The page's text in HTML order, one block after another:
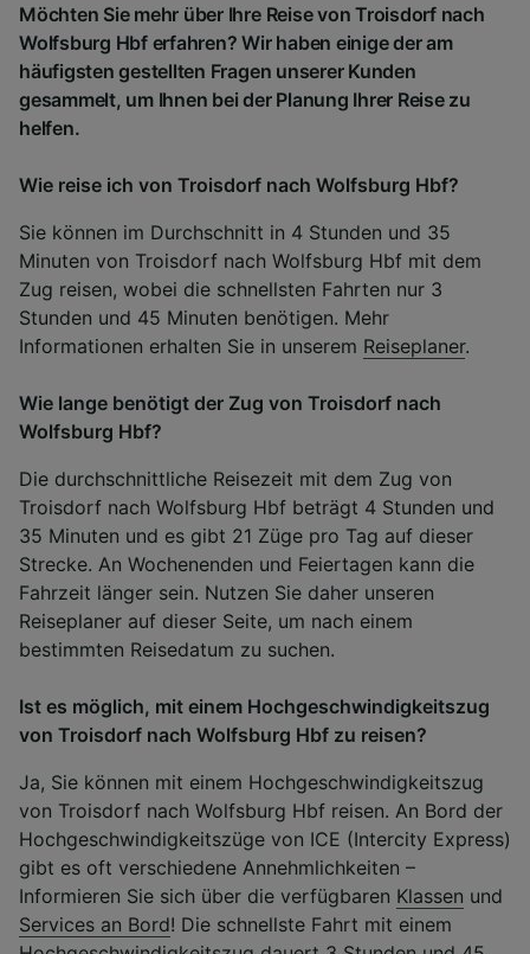
Möchten Sie mehr über Ihre Reise von Troisdorf nach
Wolfsburg Hbf erfahren? Wir haben einige der am
häufigsten gestellten Fragen unserer Kunden
gesammelt, um Ihnen bei der Planung Ihrer Reise zu
helfen.
Wie reise ich von Troisdorf nach Wolfsburg Hbf?
Sie können im Durchschnitt in 4 Stunden und 35
Minuten von Troisdorf nach Wolfsburg Hbf mit dem
Zug reisen, wobei die schnellsten Fahrten nur 3
Stunden und 45 Minuten benötigen. Mehr
Informationen erhalten Sie in unserem Reiseplaner.
Wie lange benötigt der Zug von Troisdorf nach
Wolfsburg Hbf?
Die durchschnittliche Reisezeit mit dem Zug von
Troisdorf nach Wolfsburg Hbf beträgt 4 Stunden und
35 Minuten und es gibt 21 Züge pro Tag auf dieser
Strecke. An Wochenenden und Feiertagen kann die
Fahrzeit länger sein. Nutzen Sie daher unseren
Reiseplaner auf dieser Seite, um nach einem
bestimmten Reisedatum zu suchen.
Ist es möglich, mit einem Hochgeschwindigkeitszug
von Troisdorf nach Wolfsburg Hbf zu reisen?
Ja, Sie können mit einem Hochgeschwindigkeitszug
von Troisdorf nach Wolfsburg Hbf reisen. An Bord der
Hochgeschwindigkeitszüge von ICE (Intercity Express)
gibt es oft verschiedene Annehmlichkeiten –
Informieren Sie sich über die verfügbaren Klassen und
Services an Bord! Die schnellste Fahrt mit einem